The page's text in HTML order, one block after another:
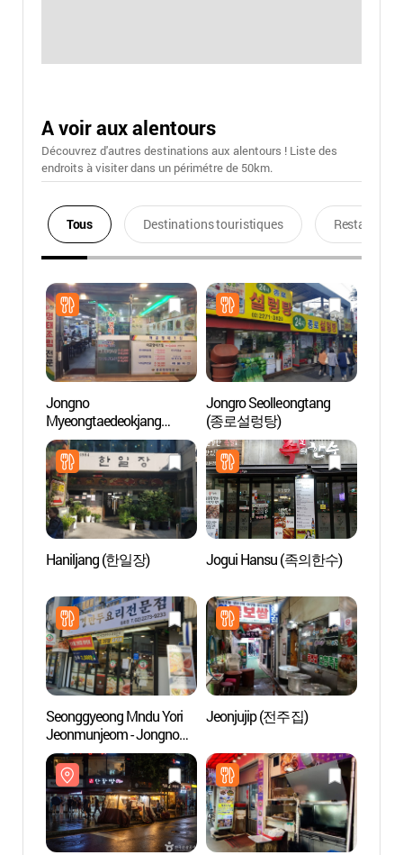
A voir aux alentours
Découvrez d'autres destinations aux alentours ! Liste des
endroits à visiter dans un périmétre de 50km.
Tous Destinations touristiques Restaurants
Jongno
Myeongtaedeokjang
(종로명태덕장)
Jongro Seolleongtang
(종로설렁탕)
Haniljang (한일장) Jogui Hansu (족의한수)
Seonggyeong Mndu Yori
Jeonmunjeom - Jongno
Branch
(성경만두요리전문점
종로)
Jeonjujip (전주집)